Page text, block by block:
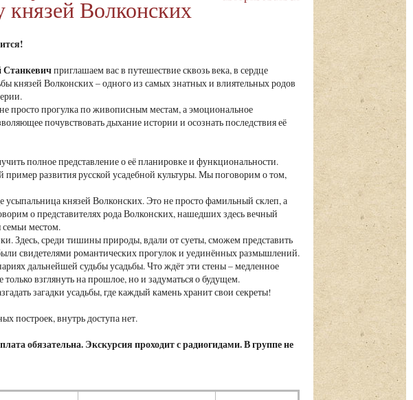
князей Волконских
Станкевичприглашаем вас в путешествие сквозь века, в сердце
князей Волконских – одного из самых знатных и влиятельных родов
просто прогулка по живописным местам, а эмоциональное
почувствовать дыхание истории и осознать последствия её
полное представление о её планировке и функциональности.
пример развития русской усадебной культуры. Мы поговорим о том,
князей Волконских. Это не просто фамильный склеп, а
о представителях рода Волконских, нашедших здесь вечный
местом.
Здесь, среди тишины природы, вдали от суеты, сможем представить
свидетелями романтических прогулок и уединённых размышлений.
дальнейшей судьбы усадьбы. Что ждёт эти стены – медленное
взглянуть на прошлое, но и задуматься о будущем.
загадки усадьбы, где каждый камень хранит свои секреты!
построек, внутрь доступа нет.
обязательна. Экскурсия проходит с радиогидами. В группе не